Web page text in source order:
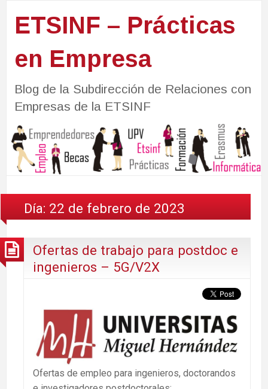
ETSINF – Prácticas
en Empresa
Blog de la Subdirección de Relaciones con
Empresas de la ETSINF
Día: 22 de febrero de 2023
Ofertas de trabajo para postdoc e
ingenieros – 5G/V2X
Ofertas de empleo para ingenieros, doctorandos